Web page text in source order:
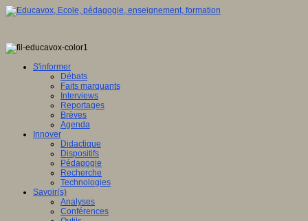
S'informer
Débats
Faits marquants
Interviews
Reportages
Brèves
Agenda
Innover
Didactique
Dispositifs
Pédagogie
Recherche
Technologies
Savoir(s)
Analyses
Conférences